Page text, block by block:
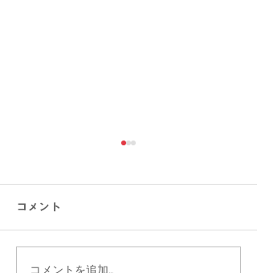
コメント
コメントを追加…